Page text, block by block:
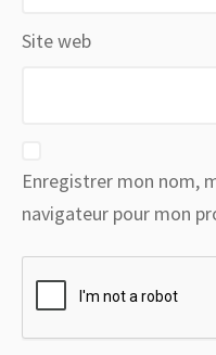
Site web
Enregistrer mon nom,
navigateur pour mon